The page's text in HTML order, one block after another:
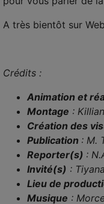
A très bientôt sur
Crédits :
Animation et
Montage :
Création des
Publication : M.
Reporter(s) :
Invité(s) :
Lieu de
Musique :